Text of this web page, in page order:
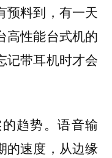
预料到，有一天
高性能台式机的
记带耳机时才会
趋势。语音输
的速度，从边缘